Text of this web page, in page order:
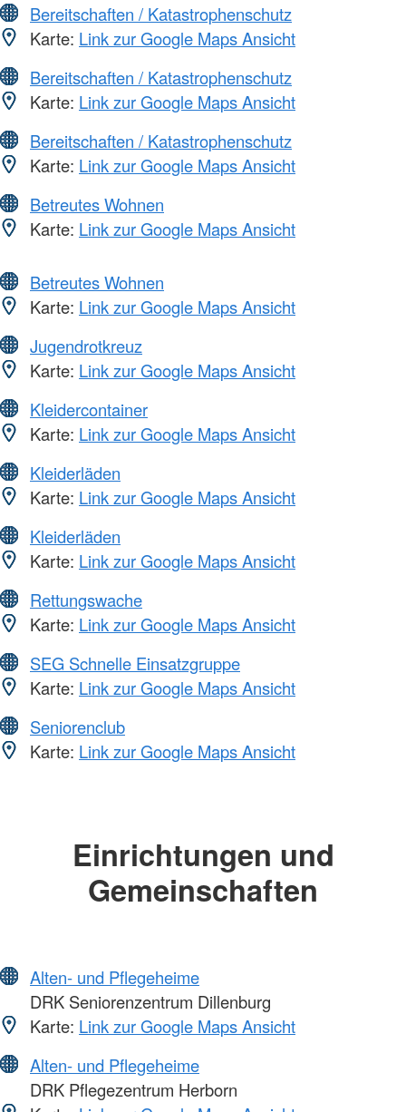
Bereitschaften / Katastrophenschutz
Karte: Link zur Google Maps Ansicht
Bereitschaften / Katastrophenschutz
Karte: Link zur Google Maps Ansicht
Bereitschaften / Katastrophenschutz
Karte: Link zur Google Maps Ansicht
Betreutes Wohnen
Karte: Link zur Google Maps Ansicht
Betreutes Wohnen
Karte: Link zur Google Maps Ansicht
Jugendrotkreuz
Karte: Link zur Google Maps Ansicht
Kleidercontainer
Karte: Link zur Google Maps Ansicht
Kleiderläden
Karte: Link zur Google Maps Ansicht
Kleiderläden
Karte: Link zur Google Maps Ansicht
Rettungswache
Karte: Link zur Google Maps Ansicht
SEG Schnelle Einsatzgruppe
Karte: Link zur Google Maps Ansicht
Seniorenclub
Karte: Link zur Google Maps Ansicht
Einrichtungen und
Gemeinschaften
Alten- und Pflegeheime
DRK Seniorenzentrum Dillenburg
Karte: Link zur Google Maps Ansicht
Alten- und Pflegeheime
DRK Pflegezentrum Herborn